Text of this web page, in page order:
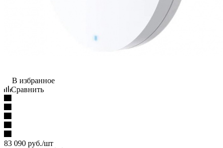
В избранное
Сравнить
83 090 руб./шт